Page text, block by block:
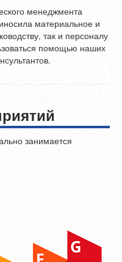
менеджмента
материальное и
так и персоналу
помощью наших
занимается